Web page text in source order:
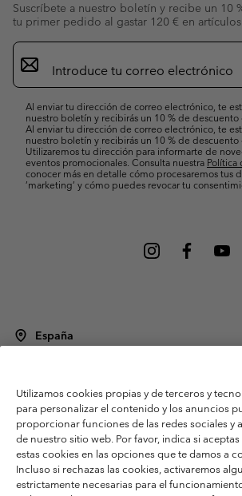
Suscríbete a nuestro boletín y recibe un 10
tu primer pedido al gastar 120 € en
Suscripción
de
correo
Al enviar tu dirección de correo electrónico, te
nuestro boletín y recibirás un 10 % de descuento
Al enviar tu dirección de correo electrónico, te
nuestro boletín y recibirás un 10 % de descuento
Utilizaremos tu dirección para informarte de
eventos promocionales. Consulta nuestra Política
conocer más en detalle cómo procesaremos tus
’marketing’ y cómo puedes revocar tu
España
Condiciones de uso
Terminos de Venta
Garantía
Política de Privacidad
Términos y condiciones del programa de miembros
Términos De Uso Del Contenido Generado Por Los
Utilizamos cookies propias y de terceros y
para personalizar el contenido y los anuncios
proporcionar funciones de las redes sociales y
de nuestro sitio web. Por favor, indica si
estas cookies en las opciones que te damos a
Incluso si rechazas las cookies, activaremos
estrictamente necesarias para el
Selecciona tu país e
Compras en línea